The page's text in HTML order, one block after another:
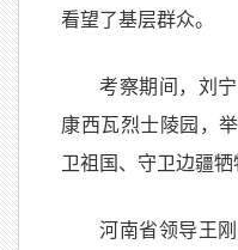
看望了基层群众。
考察期间，刘
康西瓦烈士陵园，
卫祖国、守卫边疆牺
河南省领导王